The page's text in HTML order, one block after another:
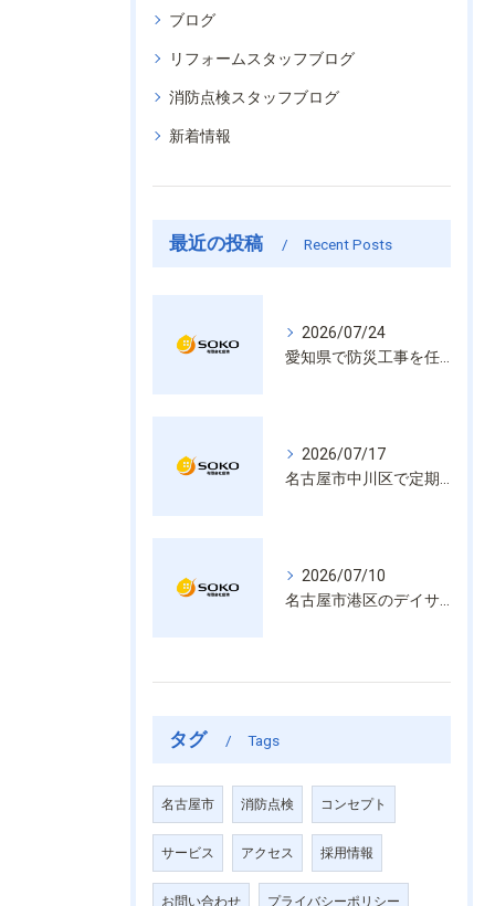
ブログ
リフォームスタッフブログ
消防点検スタッフブログ
新着情報
最近の投稿 Recent Posts
2026/07/24
2026/07/17
2026/07/10
タグ Tags
名古屋市 消防点検 コンセプト
サービス アクセス 採用情報
お問い合わせ プライバシーポリシー